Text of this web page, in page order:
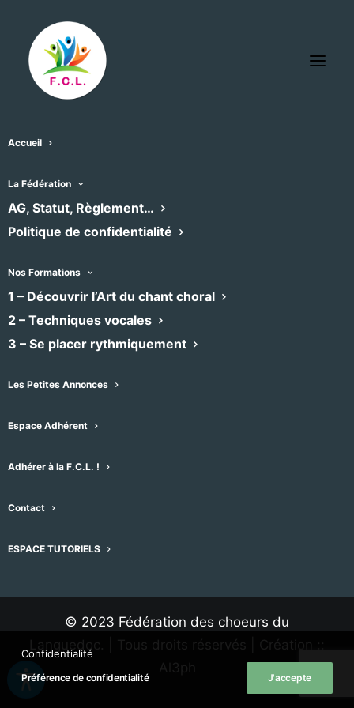
Accueil
La Fédération
AG, Statut, Règlement…
Politique de confidentialité
Nos Formations
1 – Découvrir l’Art du chant choral
2 – Techniques vocales
3 – Se placer rythmiquement
Les Petites Annonces
Espace Adhérent
Adhérer à la F.C.L. !
Contact
ESPACE TUTORIELS
© 2023 Fédération des choeurs du
Languedoc. | Tous droits réservés | Création ::
Confidentialité
Préférence de confidentialité J'accepte